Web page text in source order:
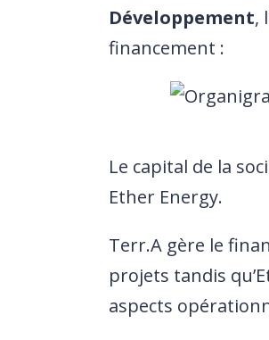
Développement,
financement :
Le capital de la
Ether Energy.
Terr.A gère le
projets tandis
aspects